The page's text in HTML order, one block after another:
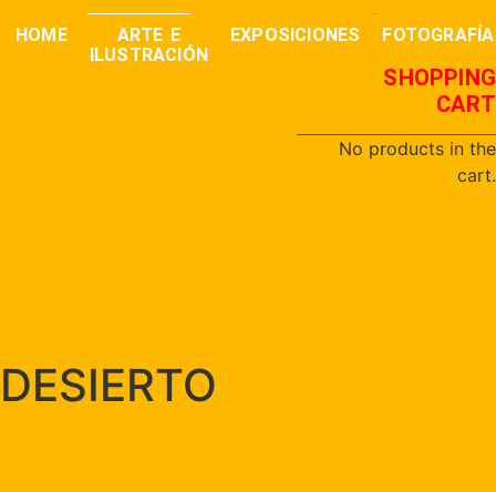
HOME
ARTE E
ILUSTRACIÓN
EXPOSICIONES FOTOGRAFÍA
buscar 0,00€
SHOPPING
CART
No products in the
cart.
DESIERTO